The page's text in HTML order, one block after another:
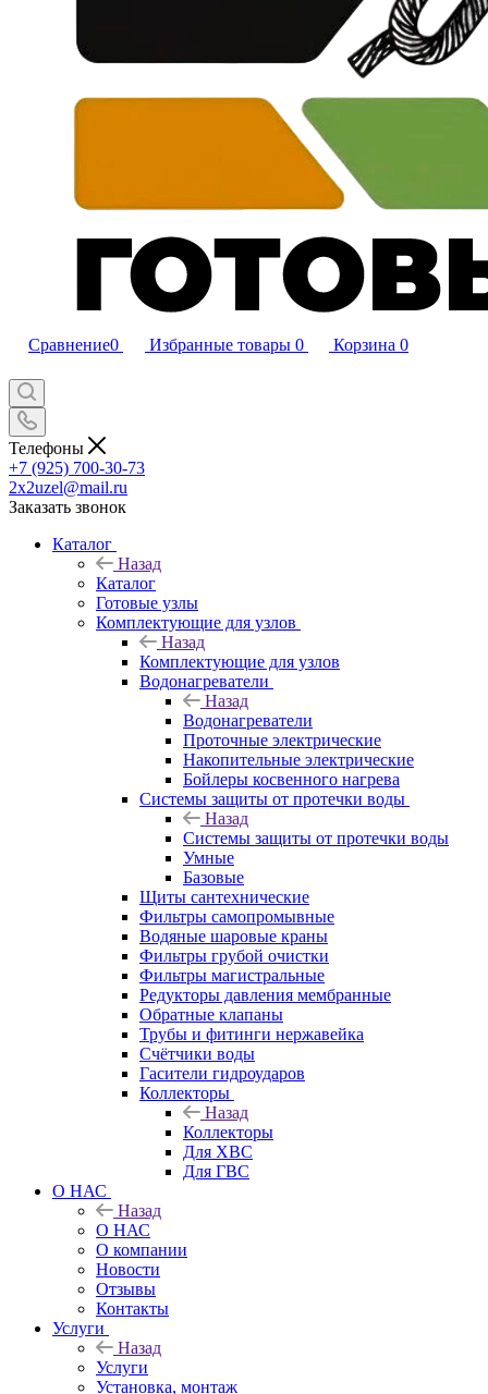
Сравнение0 Избранные товары 0 Корзина 0
Телефоны
+7 (925) 700-30-73
2x2uzel@mail.ru
Заказать звонок
Каталог
Назад
Каталог
Готовые узлы
Комплектующие для узлов
Назад
Комплектующие для узлов
Водонагреватели
Назад
Водонагреватели
Проточные электрические
Накопительные электрические
Бойлеры косвенного нагрева
Системы защиты от протечки воды
Назад
Системы защиты от протечки воды
Умные
Базовые
Щиты сантехнические
Фильтры самопромывные
Водяные шаровые краны
Фильтры грубой очистки
Фильтры магистральные
Редукторы давления мембранные
Обратные клапаны
Трубы и фитинги нержавейка
Счётчики воды
Гасители гидроударов
Коллекторы
Назад
Коллекторы
Для ХВС
Для ГВС
О НАС
Назад
О НАС
О компании
Новости
Отзывы
Контакты
Услуги
Назад
Услуги
Установка, монтаж